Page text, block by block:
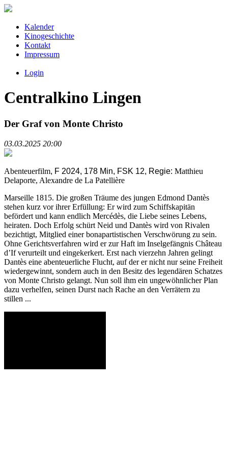
Kalender
Kinogeschichte
Kontakt
Impressum
Login
Centralkino Lingen
Der Graf von Monte Christo
03.03.2025 20:00
Abenteuerfilm, F 2024, 178 Min, FSK 12, Regie: Matthieu
Delaporte, Alexandre de La Patellière
Marseille 1815. Die großen Träume des jungen Edmond Dantès
stehen kurz vor ihrer Erfüllung: Er wird zum Schiffskapitän
befördert und kann endlich Mercédès, die Liebe seines Lebens,
heiraten. Doch Erfolg schürt Neid und Dantès wird von Rivalen
bezichtigt, Mitglied einer bonapartistischen Verschwörung zu sein.
Ohne Gerichtsverfahren wird er zur Haft im Inselgefängnis Château
d’If verurteilt und eingekerkert. Erst nach vierzehn Jahren gelingt
Dantès eine abenteuerliche Flucht, auf der er nicht nur seine Freiheit
wiedergewinnt, sondern auch in den Besitz des legendären Schatzes
von Monte Christo gelangt. Nun soll ihm ein ungewöhnlicher Plan
dazu verhelfen, seinen Durst nach Rache an den Verrätern zu
stillen ...